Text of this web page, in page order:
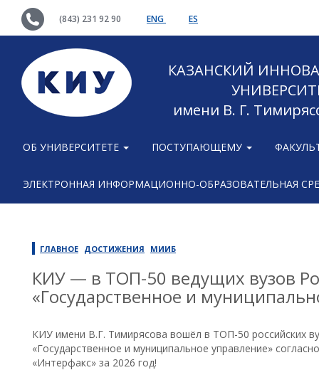
(843) 231 92 90 ENG ES
КАЗАНСКИЙ
имени В. Г.
ОБ УНИВЕРСИТЕТЕ ПОСТУПАЮЩЕМУ
ЭЛЕКТРОННАЯ ИНФОРМАЦИОННО-ОБРАЗОВАТЕЛЬНАЯ
ГЛАВНОЕ ДОСТИЖЕНИЯ МИИБ
КИУ — в ТОП-50 ведущих вузов
«Государственное и
КИУ имени В.Г. Тимирясова вошёл в ТОП-50 российских
«Государственное и муниципальное управление»
«Интерфакс» за 2026 год!